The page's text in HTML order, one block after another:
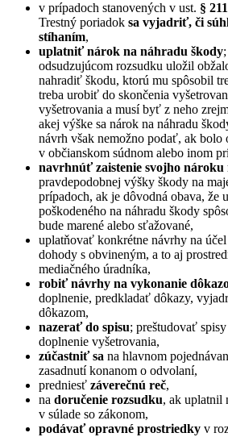
v prípadoch stanovených v ust. § 211
Trestný poriadok sa vyjadriť, či
stíhaním,
uplatniť nárok na náhradu škody
odsudzujúcom rozsudku uložil
nahradiť škodu, ktorú mu spôsobil
treba urobiť do skončenia
vyšetrovania a musí byť z neho
akej výške sa nárok na náhradu
návrh však nemožno podať, ak bolo
v občianskom súdnom alebo inom
navrhnúť zaistenie svojho nároku
pravdepodobnej výšky škody na
prípadoch, ak je dôvodná obava, že
poškodeného na náhradu škody
bude marené alebo sťažované,
uplatňovať konkrétne návrhy na
dohody s obvineným, a to aj
mediačného úradníka,
robiť návrhy na vykonanie
doplnenie, predkladať dôkazy,
dôkazom,
nazerať do spisu; preštudovať
doplnenie vyšetrovania,
zúčastniť sa na hlavnom
zasadnutí konanom o odvolaní,
predniesť záverečnú reč,
na doručenie rozsudku, ak uplatnil
v súlade so zákonom,
podávať opravné prostriedky v